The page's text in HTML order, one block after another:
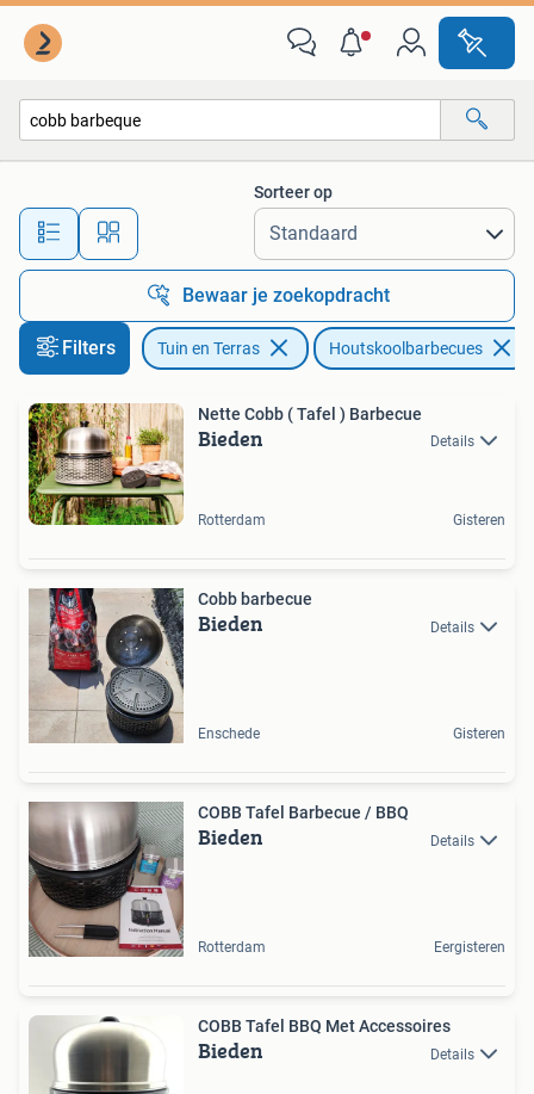
Alle afstanden…
Sorteer op
Bewaar je zoekopdracht
Filters Tuin en Terras Houtskoolbarbecues
Nette Cobb ( Tafel ) Barbecue
Bieden Details
Rotterdam Gisteren
Cobb barbecue
Bieden Details
Enschede Gisteren
COBB Tafel Barbecue / BBQ
Bieden Details
Rotterdam Eergisteren
COBB Tafel BBQ Met Accessoires
Bieden Details